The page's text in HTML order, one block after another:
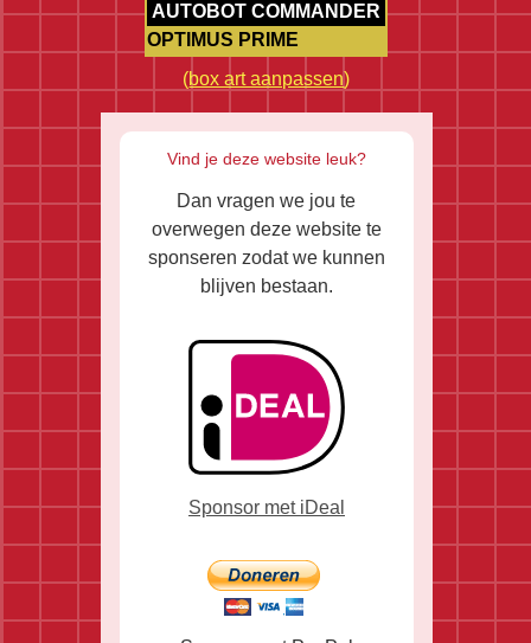
AUTOBOT COMMANDER
OPTIMUS PRIME
(box art aanpassen)
Vind je deze website leuk?
Dan vragen we jou te
overwegen deze website te
sponseren zodat we kunnen
blijven bestaan.
Sponsor met iDeal